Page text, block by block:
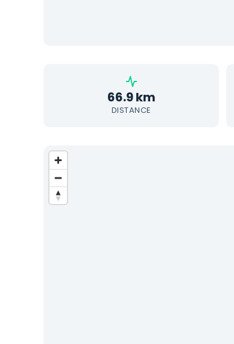
66.9 km
DISTANCE